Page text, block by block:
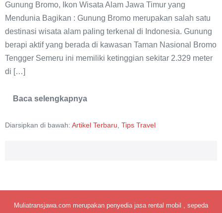
Jawa
Timur
yang
Mendunia
Gunung Bromo, Ikon Wisata Alam Jawa Timur yang
Mendunia Bagikan : Gunung Bromo merupakan salah satu
destinasi wisata alam paling terkenal di Indonesia. Gunung
berapi aktif yang berada di kawasan Taman Nasional Bromo
Tengger Semeru ini memiliki ketinggian sekitar 2.329 meter
di […]
Baca selengkapnya
Gunung
Wisata
Diarsipkan di bawah: Artikel Terbaru, Tips Travel
Muliatransjawa.com merupakan penyedia jasa rental mobil , sepeda